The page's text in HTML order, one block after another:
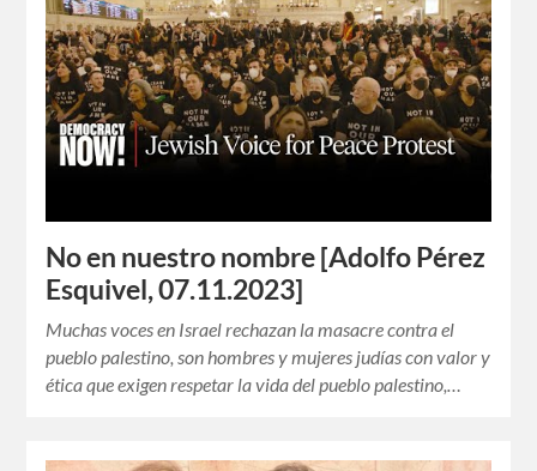
No en nuestro nombre [Adolfo Pérez
Esquivel, 07.11.2023]
Muchas voces en Israel rechazan la masacre contra el
pueblo palestino, son hombres y mujeres judías con valor y
ética que exigen respetar la vida del pueblo palestino,…